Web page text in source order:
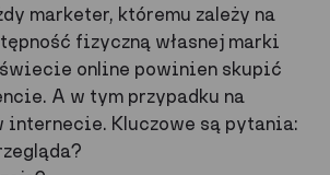
marketer, któremu zależy na
fizyczną własnej marki
online powinien skupić
A w tym przypadku na
internecie. Kluczowe są pytania: